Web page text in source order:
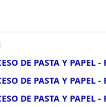
DE PASTA Y PAPEL
DE PASTA Y PAPEL
DE PASTA Y PAPEL